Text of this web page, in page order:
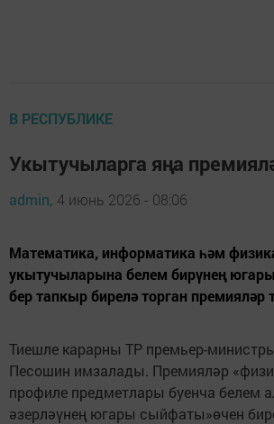
В РЕСПУБЛИКЕ
Укытучыларга яңа
admin, 4 июнь 2026 - 08:06
Математика, информатика һәм
укытучыларына белем бирүнең
бер тапкыр бирелә торган премияләр
Тиешле карарны ТР премьер-
Песошин имзалады. Премияләр
профиле предметлары буенча белем
әзерләүнең югары сыйфаты»өчен